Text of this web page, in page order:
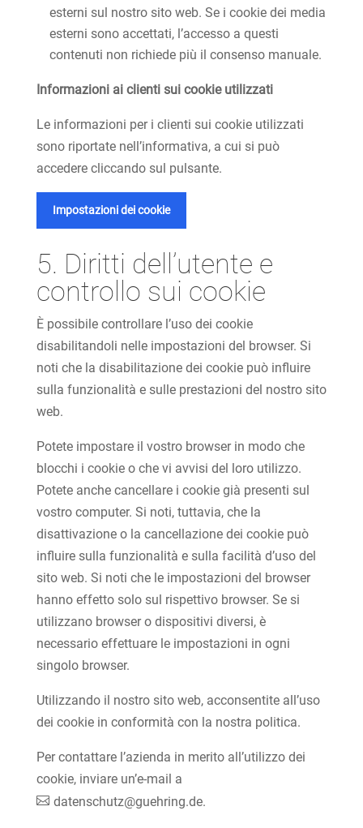
esterni sul nostro sito web. Se i cookie dei media
esterni sono accettati, l’accesso a questi
contenuti non richiede più il consenso manuale.
Informazioni ai clienti sui cookie utilizzati
Le informazioni per i clienti sui cookie utilizzati
sono riportate nell’informativa, a cui si può
accedere cliccando sul pulsante.
Impostazioni dei cookie
5. Diritti dell’utente e
controllo sui cookie
È possibile controllare l’uso dei cookie
disabilitandoli nelle impostazioni del browser. Si
noti che la disabilitazione dei cookie può influire
sulla funzionalità e sulle prestazioni del nostro sito
web.
Potete impostare il vostro browser in modo che
blocchi i cookie o che vi avvisi del loro utilizzo.
Potete anche cancellare i cookie già presenti sul
vostro computer. Si noti, tuttavia, che la
disattivazione o la cancellazione dei cookie può
influire sulla funzionalità e sulla facilità d’uso del
sito web. Si noti che le impostazioni del browser
hanno effetto solo sul rispettivo browser. Se si
utilizzano browser o dispositivi diversi, è
necessario effettuare le impostazioni in ogni
singolo browser.
Utilizzando il nostro sito web, acconsentite all’uso
dei cookie in conformità con la nostra politica.
Per contattare l’azienda in merito all’utilizzo dei
cookie, inviare un’e-mail a
datenschutz@guehring.de.